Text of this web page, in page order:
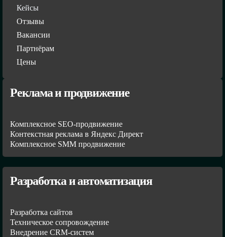
Кейсы
Отзывы
Вакансии
Партнёрам
Цены
Реклама и продвижение
Комплексное SEO-продвижение
Контекстная реклама в Яндекс Директ
Комплексное SMM продвижение
Разработка и автоматизация
Разработка сайтов
Техническое сопровождение
Внедрение CRM-систем